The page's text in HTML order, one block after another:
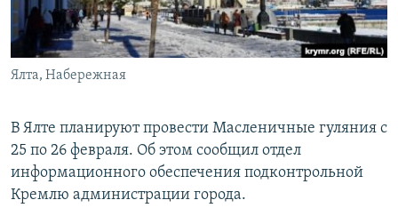
ПОБЕДИТЕЛЕЙ НЕ СУДЯТ?
КРЫМ.НЕПОКОРЕННЫЙ
ELIFBE
ПРИСОЕДИНЯЙТЕСЬ!
Все сайты RFE/RL
Ялта, Набережная
В Ялте планируют провести Масленичные гуляния с
25 по 26 февраля. Об этом сообщил отдел
информационного обеспечения подконтрольной
Кремлю администрации города.